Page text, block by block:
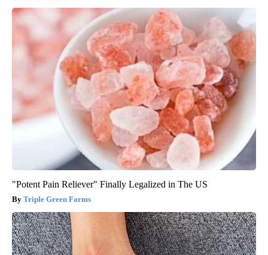
"Potent Pain Reliever" Finally Legalized in The US
Triple Green Farms